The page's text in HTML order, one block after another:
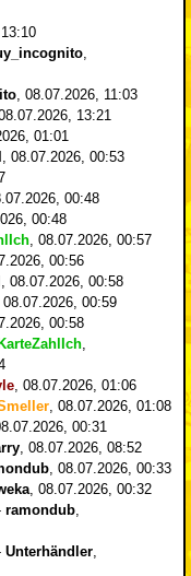
08.07.2026, 11:03
13:21
01:01
08.07.2026, 00:53
00:48
00:48
08.07.2026, 00:57
00:56
08.07.2026, 00:58
08.07.2026, 00:59
00:58
08.07.2026, 01:06
08.07.2026, 01:08
00:31
08.07.2026, 08:52
08.07.2026, 00:33
08.07.2026, 00:32
ramondub
Unterhändler